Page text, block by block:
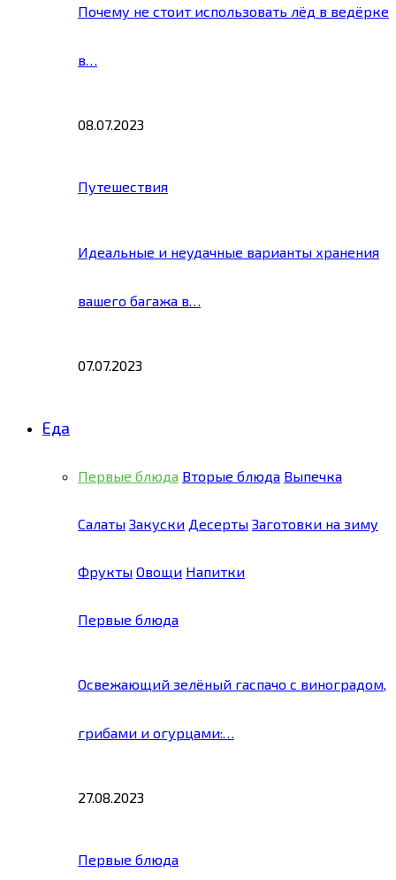
Почему не стоит использовать лёд в ведёрке
в…
08.07.2023
Путешествия
Идеальные и неудачные варианты хранения
вашего багажа в…
07.07.2023
Еда
Первые блюда Вторые блюда Выпечка
Салаты Закуски Десерты Заготовки на зиму
Фрукты Овощи Напитки
Первые блюда
Освежающий зелёный гаспачо с виноградом,
грибами и огурцами:…
27.08.2023
Первые блюда